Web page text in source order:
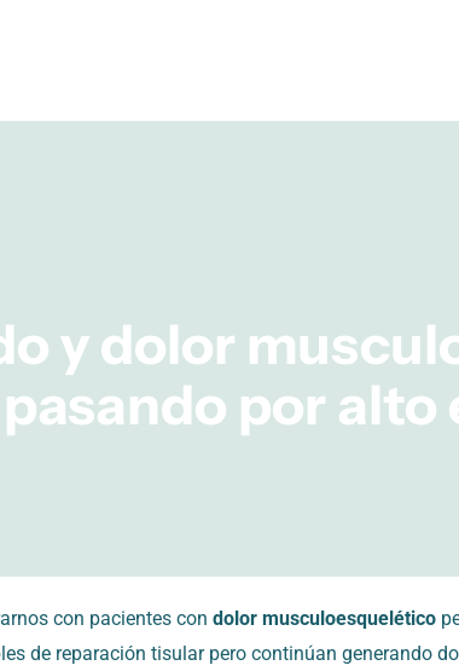
y dolor
pasando por alto
con pacientes con dolor musculoesquelético
de reparación tisular pero continúan generando